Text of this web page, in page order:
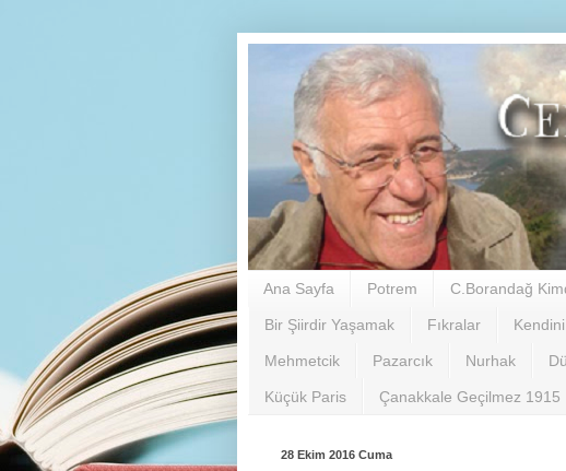
Ana Sayfa Potrem C.Borandağ
Bir Şiirdir Yaşamak Fıkralar
Mehmetcik Pazarcık Nurhak
Küçük Paris Çanakkale Geçilmez 1915
28 Ekim 2016 Cuma